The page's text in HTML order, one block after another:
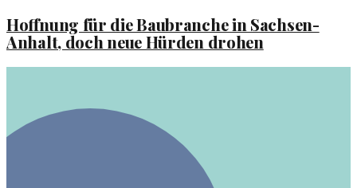
Hoffnung für die Baubranche in Sachsen-
Anhalt, doch neue Hürden drohen